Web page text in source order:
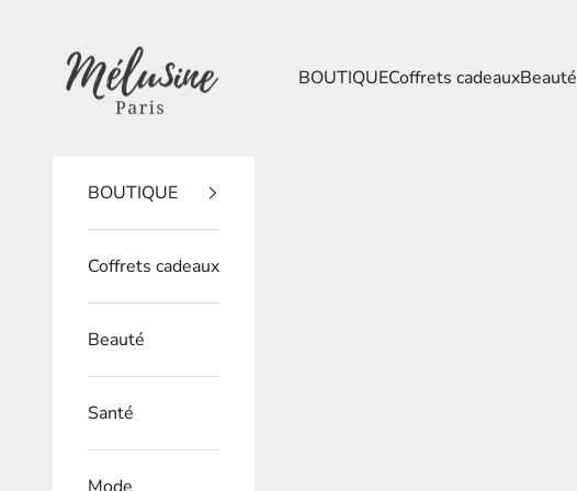
Mélusine Paris
BOUTIQUECoffrets cadeauxBeauté
BOUTIQUE
Coffrets cadeaux
Beauté
Santé